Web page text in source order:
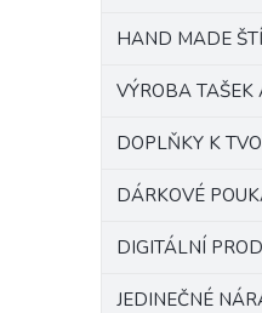
HAND MADE
VÝROBA
DOPLŇKY K
DÁRKOVÉ
DIGITÁLNÍ
JEDINEČNÉ